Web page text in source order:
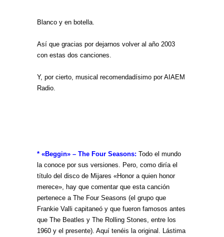
Blanco y en botella.
Así que gracias por dejarnos volver al año 2003
con estas dos canciones.
Y, por cierto, musical recomendadísimo por AIAEM
Radio.
* «Beggin» – The Four Seasons: Todo el mundo
la conoce por sus versiones. Pero, como diría el
título del disco de Mijares «Honor a quien honor
merece», hay que comentar que esta canción
pertenece a The Four Seasons (el grupo que
Frankie Valli capitaneó y que fueron famosos antes
que The Beatles y The Rolling Stones, entre los
1960 y el presente). Aquí tenéis la original. Lástima